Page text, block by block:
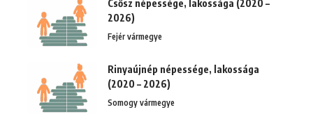
Csősz népessége, lakossága (2020 –
2026)
Fejér vármegye
Rinyaújnép népessége, lakossága
(2020 – 2026)
Somogy vármegye